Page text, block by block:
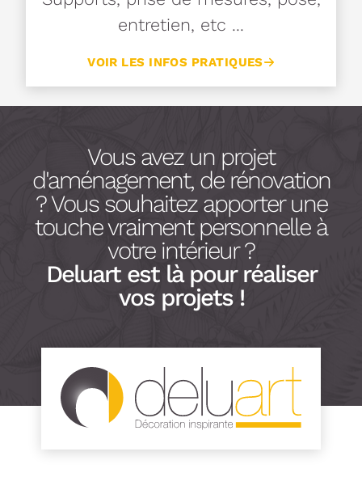
entretien, etc ...
VOIR LES INFOS PRATIQUES
Vous avez un projet
d'aménagement, de rénovation
? Vous souhaitez apporter une
touche vraiment personnelle à
votre intérieur ?
Deluart est là pour réaliser
vos projets !